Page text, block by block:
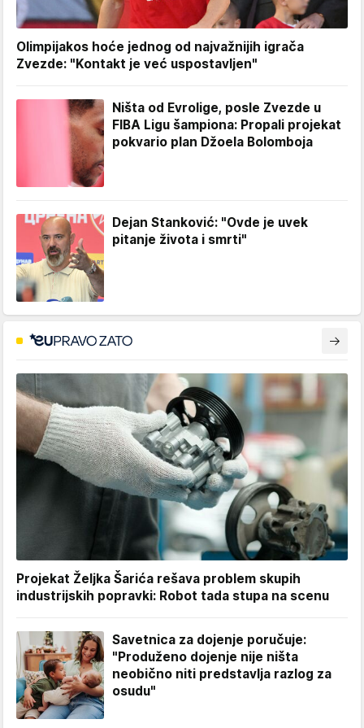
Olimpijakos hoće jednog od najvažnijih igrača
Zvezde: "Kontakt je već uspostavljen"
Ništa od Evrolige, posle Zvezde u
FIBA Ligu šampiona: Propali projekat
pokvario plan Džoela Bolomboja
Dejan Stanković: "Ovde je uvek
pitanje života i smrti"
Projekat Željka Šarića rešava problem skupih
industrijskih popravki: Robot tada stupa na scenu
Savetnica za dojenje poručuje:
"Produženo dojenje nije ništa
neobično niti predstavlja razlog za
osudu"